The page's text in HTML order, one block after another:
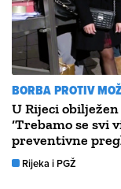
BORBA PROTIV
U Rijeci
‘Trebamo se svi
preventivne
Rijeka i PGŽ